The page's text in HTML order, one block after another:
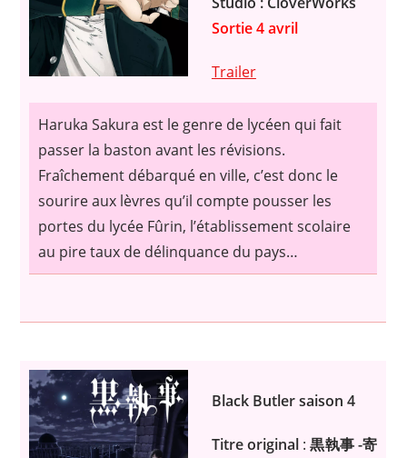
Sortie 4 avril
Trailer
Haruka Sakura est le genre de lycéen qui fait
passer la baston avant les révisions.
Fraîchement débarqué en ville, c’est donc le
sourire aux lèvres qu’il compte pousser les
portes du lycée Fûrin, l’établissement scolaire
au pire taux de délinquance du pays…
Black Butler saison 4
Titre original :黒執事 -寄